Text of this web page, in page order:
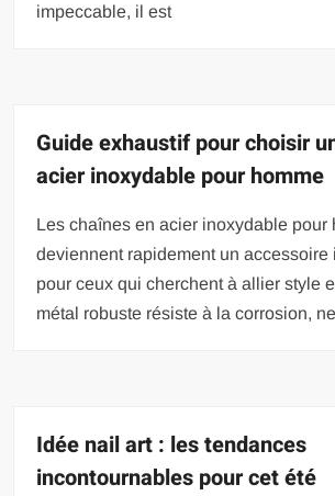
impeccable, il est
Guide exhaustif pour choisir
acier inoxydable pour homme
Les chaînes en acier inoxydable pour
deviennent rapidement un accessoire
pour ceux qui cherchent à allier style
métal robuste résiste à la corrosion,
Idée nail art : les tendances
incontournables pour cet été